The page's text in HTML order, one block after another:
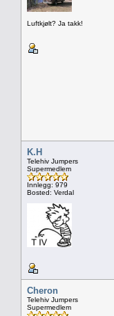
Luftkjølt? Ja takk!
K.H
Telehiv Jumpers
Supermedlem
Innlegg: 979
Bosted: Verdal
Cheron
Telehiv Jumpers
Supermedlem